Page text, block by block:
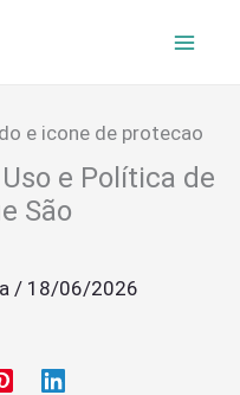
e Política de
São
/ 18/06/2026